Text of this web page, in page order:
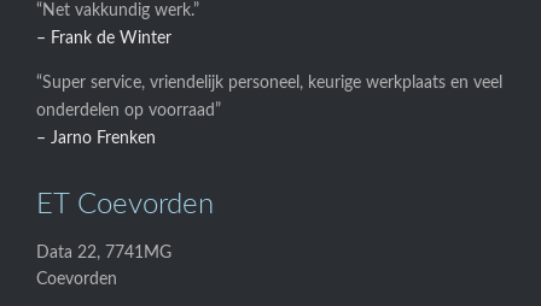
“Net vakkundig werk.”
– Frank de Winter
“Super service, vriendelijk personeel, keurige werkplaats en veel
onderdelen op voorraad”
– Jarno Frenken
ET Coevorden
Data 22, 7741MG
Coevorden